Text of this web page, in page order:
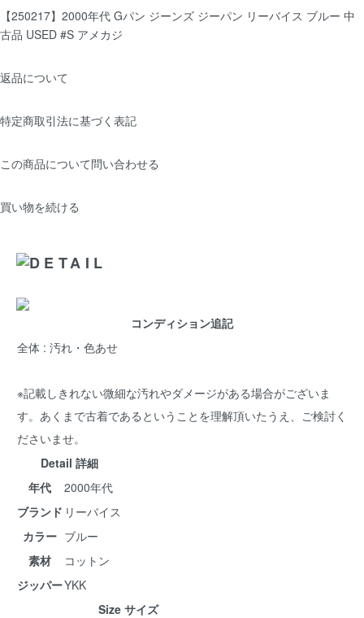
【250217】2000年代 Gパン ジーンズ ジーパン リーバイス ブルー 中
古品 USED #S アメカジ
返品について
特定商取引法に基づく表記
この商品について問い合わせる
買い物を続ける
コンディション追記
全体 : 汚れ・色あせ
※記載しきれない微細な汚れやダメージがある場合がございま
す。あくまで古着であるということを理解頂いたうえ、ご検討く
ださいませ。
Detail 詳細
年代
2000年代
ブランド リーバイス
カラー ブルー
素材
コットン
ジッパーYKK
Size サイズ